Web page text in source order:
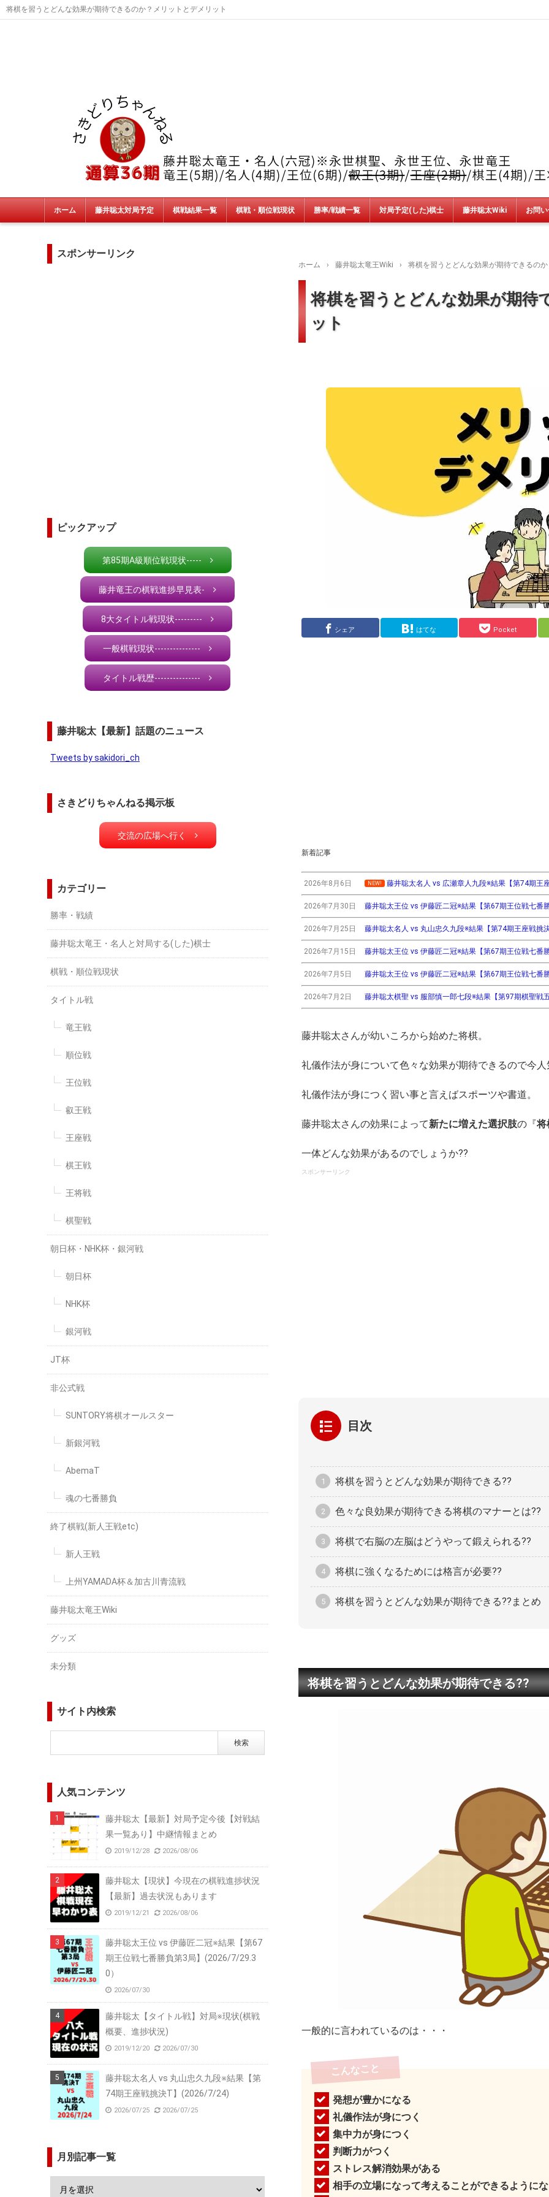
将棋を習うとどんな効果が期待できるのか？メリットとデメリット
ホーム 藤井聡太対局予定 棋戦結果一覧 棋戦・順位戦現状 勝率/戦績一覧 対局予定(した)棋士 藤井聡太Wiki お問
ホーム › 藤井聡太竜王Wiki › 将棋を習うとどんな効果が期待できるの
将棋を習うとどんな効果が期待
ット
シェア はてな Pocket
新着記事
2026年8月6日 NEW! 藤井聡太名人 vs 広瀬章人九段※結果【第74期王
2026年7月30日 藤井聡太王位 vs 伊藤匠二冠※結果【第67期王位戦七
2026年7月25日 藤井聡太名人 vs 丸山忠久九段※結果【第74期王座戦
2026年7月15日 藤井聡太王位 vs 伊藤匠二冠※結果【第67期王位戦七
2026年7月5日 藤井聡太王位 vs 伊藤匠二冠※結果【第67期王位戦七番
2026年7月2日 藤井聡太棋聖 vs 服部慎一郎七段※結果【第97期棋聖戦
藤井聡太さんが幼いころから始めた将棋。
礼儀作法が身について色々な効果が期待できるので今
礼儀作法が身につく習い事と言えばスポーツや書道。
藤井聡太さんの効果によって新たに増えた選択肢の『将
一体どんな効果があるのでしょうか??
スポンサーリンク
目次
将棋を習うとどんな効果が期待できる??
色々な良効果が期待できる将棋のマナーとは??
将棋で右脳の左脳はどうやって鍛えられる??
将棋に強くなるためには格言が必要??
将棋を習うとどんな効果が期待できる??まとめ
将棋を習うとどんな効果が期待できる??
一般的に言われているのは・・・
こんなこと
発想が豊かになる
礼儀作法が身につく
集中力が身につく
判断力がつく
ストレス解消効果がある
相手の立場になって考えることができるように
スポンサーリンク
ピックアップ
第85期A級順位戦現状-----
藤井竜王の棋戦進捗早見表-
8大タイトル戦現状---------
一般棋戦現状---------------
タイトル戦歴---------------
藤井聡太【最新】話題のニュース
Tweets by sakidori_ch
さきどりちゃんねる掲示板
交流の広場へ行く
カテゴリー
勝率・戦績
藤井聡太竜王・名人と対局する(した)棋士
棋戦・順位戦現状
タイトル戦
竜王戦
順位戦
王位戦
叡王戦
王座戦
棋王戦
王将戦
棋聖戦
朝日杯・NHK杯・銀河戦
朝日杯
NHK杯
銀河戦
JT杯
非公式戦
SUNTORY将棋オールスター
新銀河戦
AbemaT
魂の七番勝負
終了棋戦(新人王戦etc)
新人王戦
上州YAMADA杯＆加古川青流戦
藤井聡太竜王Wiki
グッズ
未分類
サイト内検索
人気コンテンツ
藤井聡太【最新】対局予定今後【対戦結
果一覧あり】中継情報まとめ
2019/12/28 2026/08/06
藤井聡太【現状】今現在の棋戦進捗状況
【最新】過去状況もあります
2019/12/21 2026/08/06
藤井聡太王位 vs 伊藤匠二冠※結果【第67
期王位戦七番勝負第3局】(2026/7/29.3
0）
2026/07/30
藤井聡太【タイトル戦】対局※現状(棋戦
概要、進捗状況)
2019/12/20 2026/07/30
藤井聡太名人 vs 丸山忠久九段※結果【第
74期王座戦挑決T】(2026/7/24)
2026/07/25 2026/07/25
月別記事一覧